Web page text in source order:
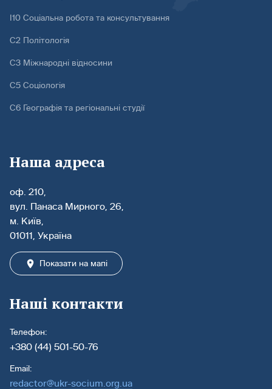
І10 Соціальна робота та консультування
С2 Політологія
С3 Міжнародні відносини
С5 Соціологія
С6 Географія та регіональні студії
Наша адреса
оф. 210,
вул. Панаса Мирного, 26,
м. Київ,
01011, Україна
Показати на мапі
Наші контакти
Телефон:
+380 (44) 501-50-76
Email:
redactor@ukr-socium.org.ua